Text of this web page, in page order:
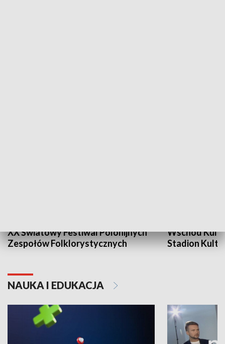
XX Światowy Festiwal Polonijnych
Zespołów Folklorystycznych
Wschód
Stadion
NAUKA I EDUKACJA